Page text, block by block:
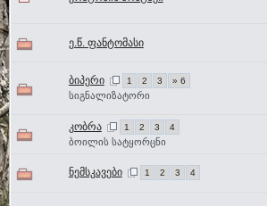
ე.წ. ფანტომასი
ბიპერი 1 2 3 » 6
სიგნალიზატორი
კობრა 1 2 3 4
ბოილის სატყორცნი
ნემსკავები 1 2 3 4